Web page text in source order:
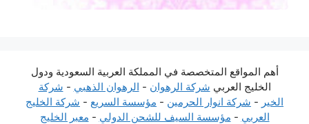
أهم المواقع المتخصصة في المملكة العربية السعودية ودول
الخليج العربي شركة الرهوان - الرهوان الذهبي - شركة
الخير - شركة انوار الحرمين - مؤسسة السريع - شركة الخليج
العربي - مؤسسة السيف للشحن الدولي - معبر الخليج